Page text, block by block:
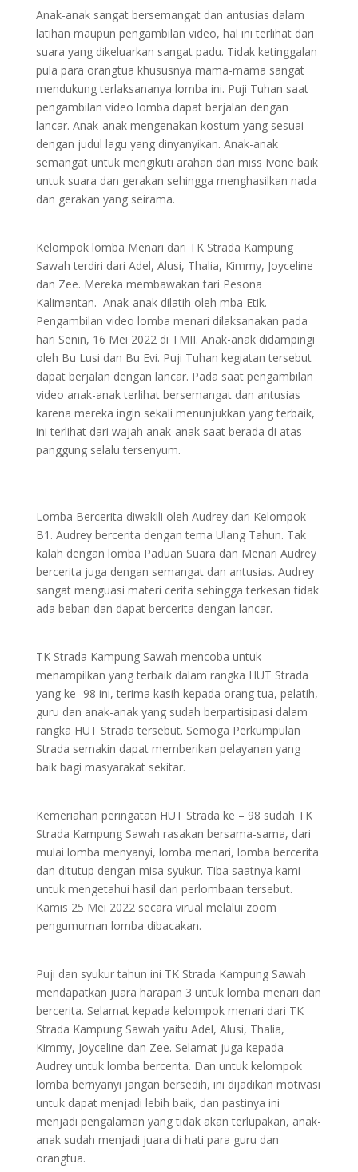
Anak-anak sangat bersemangat dan antusias dalam
latihan maupun pengambilan video, hal ini terlihat dari
suara yang dikeluarkan sangat padu. Tidak ketinggalan
pula para orangtua khususnya mama-mama sangat
mendukung terlaksananya lomba ini. Puji Tuhan saat
pengambilan video lomba dapat berjalan dengan
lancar. Anak-anak mengenakan kostum yang sesuai
dengan judul lagu yang dinyanyikan. Anak-anak
semangat untuk mengikuti arahan dari miss Ivone baik
untuk suara dan gerakan sehingga menghasilkan nada
dan gerakan yang seirama.
Kelompok lomba Menari dari TK Strada Kampung
Sawah terdiri dari Adel, Alusi, Thalia, Kimmy, Joyceline
dan Zee. Mereka membawakan tari Pesona
Kalimantan. Anak-anak dilatih oleh mba Etik.
Pengambilan video lomba menari dilaksanakan pada
hari Senin, 16 Mei 2022 di TMII. Anak-anak didampingi
oleh Bu Lusi dan Bu Evi. Puji Tuhan kegiatan tersebut
dapat berjalan dengan lancar. Pada saat pengambilan
video anak-anak terlihat bersemangat dan antusias
karena mereka ingin sekali menunjukkan yang terbaik,
ini terlihat dari wajah anak-anak saat berada di atas
panggung selalu tersenyum.
Lomba Bercerita diwakili oleh Audrey dari Kelompok
B1. Audrey bercerita dengan tema Ulang Tahun. Tak
kalah dengan lomba Paduan Suara dan Menari Audrey
bercerita juga dengan semangat dan antusias. Audrey
sangat menguasi materi cerita sehingga terkesan tidak
ada beban dan dapat bercerita dengan lancar.
TK Strada Kampung Sawah mencoba untuk
menampilkan yang terbaik dalam rangka HUT Strada
yang ke -98 ini, terima kasih kepada orang tua, pelatih,
guru dan anak-anak yang sudah berpartisipasi dalam
rangka HUT Strada tersebut. Semoga Perkumpulan
Strada semakin dapat memberikan pelayanan yang
baik bagi masyarakat sekitar.
Kemeriahan peringatan HUT Strada ke – 98 sudah TK
Strada Kampung Sawah rasakan bersama-sama, dari
mulai lomba menyanyi, lomba menari, lomba bercerita
dan ditutup dengan misa syukur. Tiba saatnya kami
untuk mengetahui hasil dari perlombaan tersebut.
Kamis 25 Mei 2022 secara virual melalui zoom
pengumuman lomba dibacakan.
Puji dan syukur tahun ini TK Strada Kampung Sawah
mendapatkan juara harapan 3 untuk lomba menari dan
bercerita. Selamat kepada kelompok menari dari TK
Strada Kampung Sawah yaitu Adel, Alusi, Thalia,
Kimmy, Joyceline dan Zee. Selamat juga kepada
Audrey untuk lomba bercerita. Dan untuk kelompok
lomba bernyanyi jangan bersedih, ini dijadikan motivasi
untuk dapat menjadi lebih baik, dan pastinya ini
menjadi pengalaman yang tidak akan terlupakan, anak-
anak sudah menjadi juara di hati para guru dan
orangtua.